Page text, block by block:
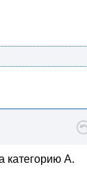
категорию А.